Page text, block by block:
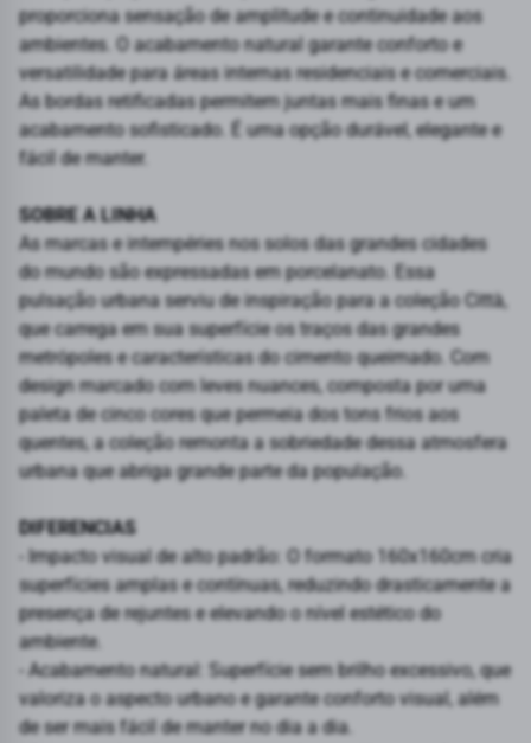
proporciona sensação de amplitude e continuidade aos
ambientes. O acabamento natural garante conforto e
versatilidade para áreas internas residenciais e comerciais.
As bordas retificadas permitem juntas mais finas e um
acabamento sofisticado. É uma opção durável, elegante e
fácil de manter.
SOBRE A LINHA
As marcas e intempéries nos solos das grandes cidades
do mundo são expressadas em porcelanato. Essa
pulsação urbana serviu de inspiração para a coleção Città,
que carrega em sua superfície os traços das grandes
metrópoles e características do cimento queimado. Com
design marcado com leves nuances, composta por uma
paleta de cinco cores que permeia dos tons frios aos
quentes, a coleção remonta a sobriedade dessa atmosfera
urbana que abriga grande parte da população.
DIFERENCIAS
- Impacto visual de alto padrão: O formato 160x160cm cria
superfícies amplas e contínuas, reduzindo drasticamente a
presença de rejuntes e elevando o nível estético do
ambiente.
- Acabamento natural: Superfície sem brilho excessivo, que
valoriza o aspecto urbano e garante conforto visual, além
de ser mais fácil de manter no dia a dia.